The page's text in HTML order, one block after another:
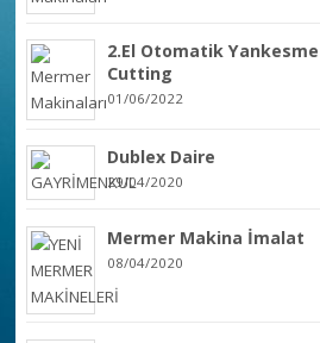
2.El Otomatik
Cutting
01/06/2022
Dublex Daire
29/04/2020
Mermer Makina İmalat
08/04/2020